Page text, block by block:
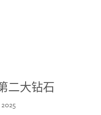
二大钻石